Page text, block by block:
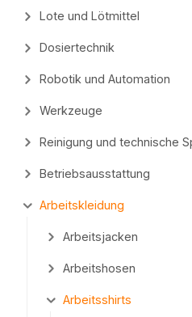
Lote und Lötmittel
Dosiertechnik
Robotik und Automation
Werkzeuge
Reinigung und technische
Betriebsausstattung
Arbeitskleidung
Arbeitsjacken
Arbeitshosen
Arbeitsshirts